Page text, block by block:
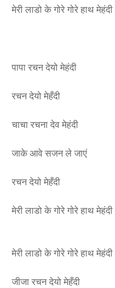
मेरी लाडो के गोरे गोरे हाथ मेहंदी
पापा रचन देयो मेहंदी
रचन देयो मेहँदी
चाचा रचना देव मेहंदी
जाके आवे सजन ले जाएं
रचन देयो मेहँदी
मेरी लाडो के गोरे गोरे हाथ मेहंदी
मेरी लाडो के गोरे गोरे हाथ मेहंदी
जीजा रचन देयो मेहँदी